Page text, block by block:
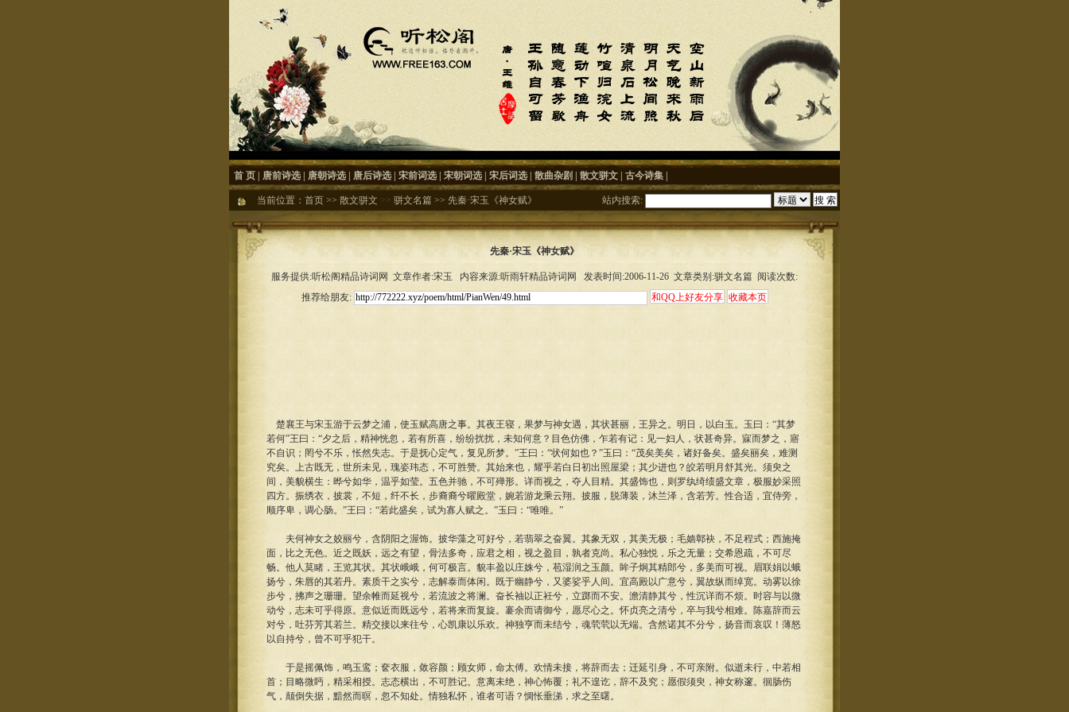
首 页 唐前诗选 唐朝诗选 唐后诗选 宋前词选 宋朝词选 宋后词选 散曲杂剧 散文骈文 古今诗集
当前位置： 首页 >> 散文骈文 >> 骈文名篇 >> 先秦·宋玉《神女赋》 站内搜索:
先秦·宋玉《神女赋》
服务提供:听松阁精品诗词网 文章作者:宋玉 内容来源:听雨轩精品诗词网 发表时间:2006-11-26 文章类别:骈文名篇 阅读次数:
推荐给朋友:
楚襄王与宋玉游于云梦之浦，使玉赋高唐之事。其夜王寝，果梦与神女遇，其状甚丽，王异之。明日，以白玉。玉曰：“其梦
若何”王曰：“夕之后，精神恍忽，若有所喜，纷纷扰扰，未知何意？目色仿佛，乍若有记：见一妇人，状甚奇异。寐而梦之，寤
不自识；罔兮不乐，怅然失志。于是抚心定气，复见所梦。”王曰：“状何如也？”玉曰：“茂矣美矣，诸好备矣。盛矣丽矣，难测
究矣。上古既无，世所未见，瑰姿玮态，不可胜赞。其始来也，耀乎若白日初出照屋梁；其少进也？皎若明月舒其光。须臾之
间，美貌横生：晔兮如华，温乎如莹。五色并驰，不可殚形。详而视之，夺人目精。其盛饰也，则罗纨绮绩盛文章，极服妙采照
四方。振绣衣，披裳，不短，纤不长，步裔裔兮曜殿堂，婉若游龙乘云翔。披服，脱薄装，沐兰泽，含若芳。性合适，宜侍旁，
顺序卑，调心肠。”王曰：“若此盛矣，试为寡人赋之。”玉曰：“唯唯。”
夫何神女之姣丽兮，含阴阳之渥饰。披华藻之可好兮，若翡翠之奋翼。其象无双，其美无极；毛嫱鄣袂，不足程式；西施掩
面，比之无色。近之既妖，远之有望，骨法多奇，应君之相，视之盈目，孰者克尚。私心独悦，乐之无量；交希恩疏，不可尽
畅。他人莫睹，王览其状。其状峨峨，何可极言。貌丰盈以庄姝兮，苞湿润之玉颜。眸子炯其精郎兮，多美而可视。眉联娟以蛾
扬兮，朱唇的其若丹。素质干之实兮，志解泰而体闲。既于幽静兮，又婆娑乎人间。宜高殿以广意兮，翼故纵而绰宽。动雾以徐
步兮，拂声之珊珊。望余帷而延视兮，若流波之将澜。奋长袖以正衽兮，立踯而不安。澹清静其兮，性沉详而不烦。时容与以微
动兮，志未可乎得原。意似近而既远兮，若将来而复旋。褰余而请御兮，愿尽心之。怀贞亮之清兮，卒与我兮相难。陈嘉辞而云
对兮，吐芬芳其若兰。精交接以来往兮，心凯康以乐欢。神独亨而未结兮，魂茕茕以无端。含然诺其不分兮，扬音而哀叹！薄怒
以自持兮，曾不可乎犯干。
于是摇佩饰，鸣玉鸾；奁衣服，敛容颜；顾女师，命太傅。欢情未接，将辞而去；迁延引身，不可亲附。似逝未行，中若相
首；目略微眄，精采相授。志态横出，不可胜记。意离未绝，神心怖覆；礼不遑讫，辞不及究；愿假须臾，神女称邃。徊肠伤
气，颠倒失据，黯然而暝，忽不知处。情独私怀，谁者可语？惆怅垂涕，求之至曙。